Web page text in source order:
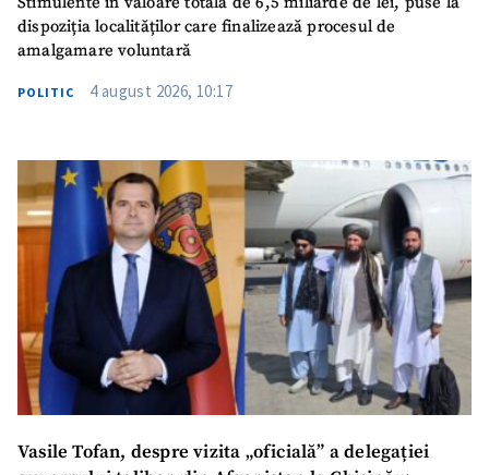
dispoziția localităților care finalizează procesul de
amalgamare voluntară
POLITIC 4 august 2026, 10:17
Vasile Tofan, despre vizita „oficială” a delegației